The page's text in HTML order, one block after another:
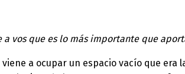
a vos que es lo más importante que
viene a ocupar un espacio vacío que